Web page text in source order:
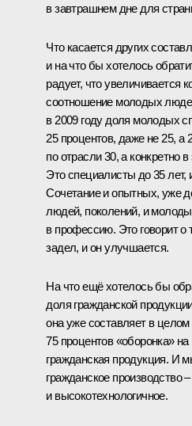
в завтрашнем дне для
Что касается других
и на что бы хотелось
радует, что увеличивается
соотношение молодых
в 2009 году доля молодых
25 процентов, даже не 25, а
по отрасли 30, а конкретно
Это специалисты до 35 лет,
Сочетание и опытных, уже
людей, поколений, и
в профессию. Это говорит
задел, и он улучшается.
На что ещё хотелось бы
доля гражданской
она уже составляет в
75 процентов «оборонка»
гражданская продукция. И
гражданское производство
и высокотехнологичное.